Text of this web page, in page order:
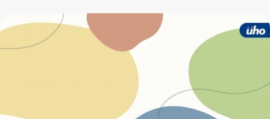
種內在的矛盾、掙扎、衝突，就是小大人的內心圖像，因此要這些
小大人去依賴一個真實的人往往是不可能發生的。於是我們一方面
在內在世界以自責自貶等方式攻擊自己，另一方面也讓自己遠離心
中渴望的關係！所以獨立和依賴，也很可能是你心中的另一組對立
的兩極性格。『我需要別人，但我無法依靠他們』，這就是你們內
心裡的傷痕。」蘇青的微笑裡有理解也有心疼。「不過，我說過，
機塔」（cell phone tower）遊戲：到餐廳用餐時，請每個人把手機
交出來，堆在桌子中央，手機響起時，最先去拿手機的人，必須幫
所有人買單。 珍惜面對面互動機會，減少在朋友面前滑手機，對友
誼最加分。 有重要事情盡量面對面討論，少用社群媒體溝通，容易
造成誤解或口出惡言，對於溝通並無正面效益。（本文摘自／APP
糖解作用的原料僅有糖質；缺鐵的人之所以戒不了糖，就是糖解作
用在作祟。這種單純使用糖質製造熱量的迴路，會在身體各處發
生，不但效率較差，還會使人渴望更多糖質。總而言之，缺鐵會引
起糖質成癮，很難斷開糖質依賴。為何貧血的女性大多是甜食主義
者？體內缺乏鐵質的人，通常同時缺乏其他維生素或礦物質。那是
因為他們的日常飲食多以糖質為中心。至於身體是不是缺鐵，只要
理論還不是一樣？」然而，雙方有著很大的差別。在寇哈特之前的
精神分析理論，有著「就算治療者不在身邊，也要讓自己好好活
著」的意義，自我充實是非常重要的。以「自我的充實＝鍛鍊自
己」的意義來實行，但是寇哈特的理論並非如此。自我內心先安
定 才會被愛非常重視構築良好人際關係的寇哈特理論，有時候會
給人一種印象：對他人太過度撒嬌、太過度依賴的話，恐怕會出現
超越了「撒嬌」應有界線的人。然而，對於人際關係最為重視的寇